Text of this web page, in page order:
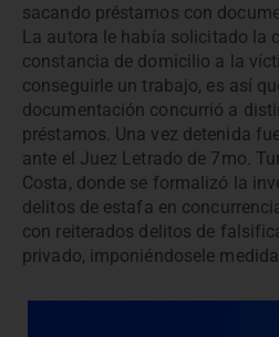
sacando préstamos con
La autora le había solicitado la
constancia de domicilio a la
conseguirle un trabajo, es así
documentación concurrió a
préstamos. Una vez detenida
ante el Juez Letrado de 7mo.
Costa, donde se formalizó la
delitos de estafa en
con reiterados delitos de
privado, imponiéndosele